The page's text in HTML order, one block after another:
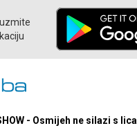
- Osmijeh ne silazi s lica